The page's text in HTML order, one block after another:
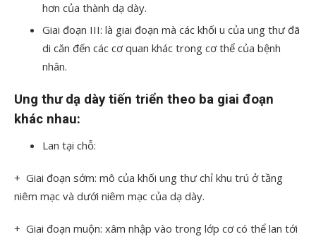
hơn của thành dạ dày.
Giai đoạn III: là giai đoạn mà các khối u của ung thư đã
di căn đến các cơ quan khác trong cơ thể của bệnh
nhân.
Ung thư dạ dày tiến triển theo ba giai đoạn
khác nhau:
Lan tại chỗ:
+ Giai đoạn sớm: mô của khối ung thư chỉ khu trú ở tầng
niêm mạc và dưới niêm mạc của dạ dày.
+ Giai đoạn muộn: xâm nhập vào trong lớp cơ có thể lan tới